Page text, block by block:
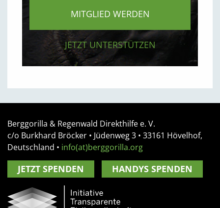
MITGLIED WERDEN
JETZT UNTERSTÜTZEN
Berggorilla & Regenwald Direkthilfe e. V.
c/o Burkhard Bröcker • Jüdenweg 3 • 33161 Hövelhof,
Deutschland • info(at)berggorilla.org
JETZT SPENDEN HANDYS SPENDEN